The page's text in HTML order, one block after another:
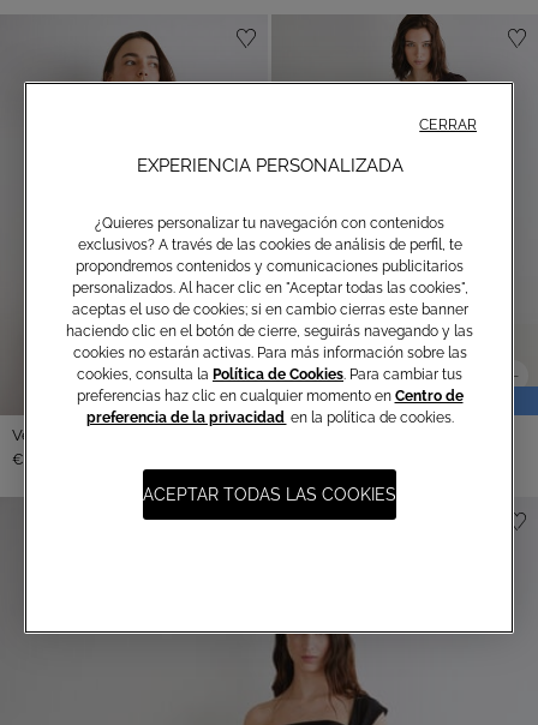
Vestido Corto Ixia
€ 250,00
REBAJAS
EXPERIENCIA PERSONALIZADA
¿Quieres personalizar tu navegación con contenidos
exclusivos? A través de las cookies de análisis de perfil, te
propondremos contenidos y comunicaciones publicitarios
personalizados. Al hacer clic en "Aceptar todas las cookies",
aceptas el uso de cookies; si en cambio cierras este banner
haciendo clic en el botón de cierre, seguirás navegando y las
cookies no estarán activas. Para más información sobre las
cookies, consulta la Política de Cookies. Para cambiar tus
preferencias haz clic en cualquier momento en Centro de
preferencia de la privacidad en la política de cookies.
ACEPTAR TODAS LAS COOKIES
CERRAR